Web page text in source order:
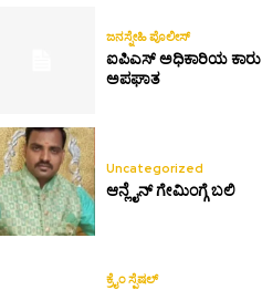
ಜನಸ್ನೇಹಿ ಪೊಲೀಸ್
ಐಪಿಎಸ್ ಅಧಿಕಾರಿಯ ಕಾರು
ಅಪಘಾತ
Uncategorized
ಆನ್ಲೈನ್ ಗೇಮಿಂಗ್ಗೆ ಬಲಿ
ಕ್ರೈಂ ಸ್ಪೆಷಲ್